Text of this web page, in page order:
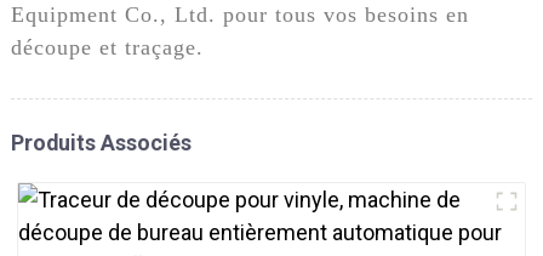
Equipment Co., Ltd. pour tous vos besoins en
découpe et traçage.
Produits Associés